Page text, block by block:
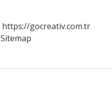
https://gocreativ.com.tr
Sitemap